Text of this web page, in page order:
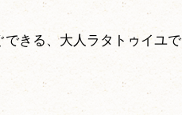
できる、大人ラタトゥイユで